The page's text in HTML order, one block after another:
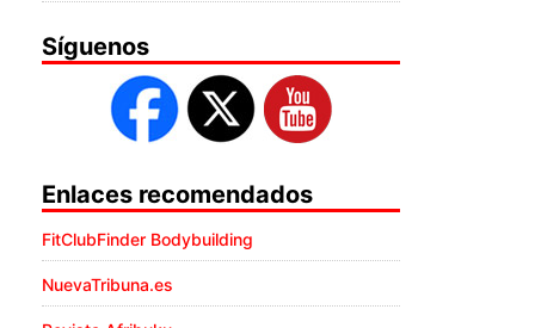
Síguenos
Enlaces recomendados
FitClubFinder Bodybuilding
NuevaTribuna.es